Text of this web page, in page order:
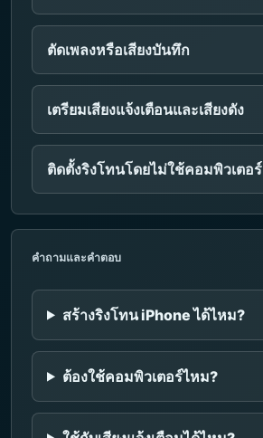
ตัดเพลงหรือเสียงบันทึก
เตรียมเสียงแจ้งเตือนและเสียงดัง
ติดตั้งริงโทนโดยไม่ใช้คอมพิวเตอร์
คำถามและคำตอบ
สร้างริงโทน iPhone ได้ไหม?
ต้องใช้คอมพิวเตอร์ไหม?